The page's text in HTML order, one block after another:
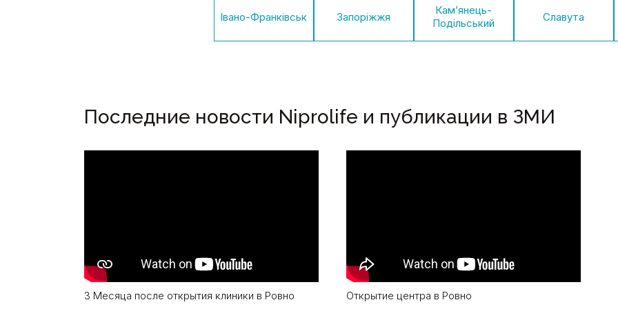
Івано-Франківськ Запоріжжя
Кам’янець-
Подільський
Славута
Последние новости Niprolife и публикации в ЗМИ
3 Месяца после открытия клиники в Ровно Открытие центра в Ровно